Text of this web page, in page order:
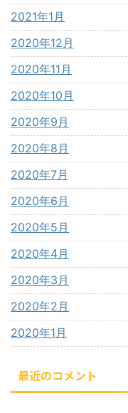
2021年1月
2020年12月
2020年11月
2020年10月
2020年9月
2020年8月
2020年7月
2020年6月
2020年5月
2020年4月
2020年3月
2020年2月
2020年1月
最近のコメント